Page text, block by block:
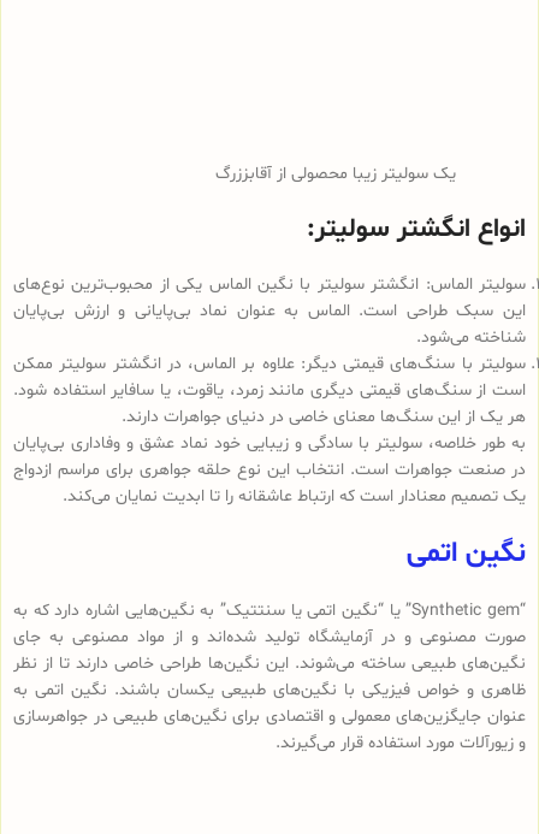
یک سولیتر زیبا محصولی از آقابززرگ
انواع انگشتر سولیتر:
سولیتر الماس: انگشتر سولیتر با نگین الماس یکی از محبوب‌ترین نوع‌های
این سبک طراحی است. الماس به عنوان نماد بی‌پایانی و ارزش بی‌پایان
شناخته می‌شود.
سولیتر با سنگ‌های قیمتی دیگر: علاوه بر الماس، در انگشتر سولیتر ممکن
است از سنگ‌های قیمتی دیگری مانند زمرد، یاقوت، یا سافایر استفاده شود.
هر یک از این سنگ‌ها معنای خاصی در دنیای جواهرات دارند.
به طور خلاصه، سولیتر با سادگی و زیبایی خود نماد عشق و وفاداری بی‌پایان
در صنعت جواهرات است. انتخاب این نوع حلقه جواهری برای مراسم ازدواج
یک تصمیم معنادار است که ارتباط عاشقانه را تا ابدیت نمایان می‌کند.
نگین اتمی
“Synthetic gem” یا “نگین اتمی یا سنتتیک” به نگین‌هایی اشاره دارد که به
صورت مصنوعی و در آزمایشگاه تولید شده‌اند و از مواد مصنوعی به جای
نگین‌های طبیعی ساخته می‌شوند. این نگین‌ها طراحی خاصی دارند تا از نظر
ظاهری و خواص فیزیکی با نگین‌های طبیعی یکسان باشند. نگین اتمی به
عنوان جایگزین‌های معمولی و اقتصادی برای نگین‌های طبیعی در جواهرسازی
و زیورآلات مورد استفاده قرار می‌گیرند.